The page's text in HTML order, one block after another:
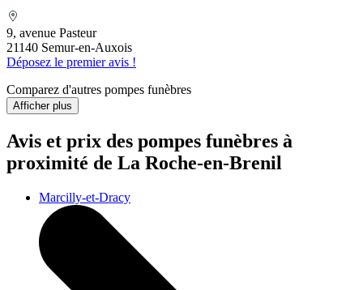
9, avenue Pasteur
21140 Semur-en-Auxois
Déposez le premier avis !
Comparez d'autres pompes funèbres
Afficher plus
Avis et prix des pompes funèbres à
proximité de La Roche-en-Brenil
Marcilly-et-Dracy